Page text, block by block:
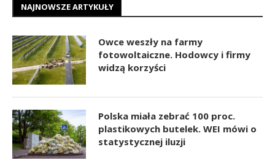
NAJNOWSZE ARTYKUŁY
Owce weszły na farmy
fotowoltaiczne. Hodowcy i firmy
widzą korzyści
Polska miała zebrać 100 proc.
plastikowych butelek. WEI mówi o
statystycznej iluzji